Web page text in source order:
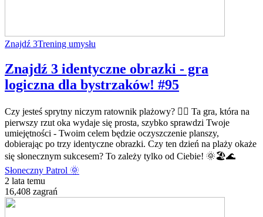
Znajdź 3Trening umysłu
Znajdź 3 identyczne obrazki - gra
logiczna dla bystrzaków! #95
Czy jesteś sprytny niczym ratownik plażowy? 🏄‍♂️ Ta gra, która na
pierwszy rzut oka wydaje się prosta, szybko sprawdzi Twoje
umiejętności - Twoim celem będzie oczyszczenie planszy,
dobierając po trzy identyczne obrazki. Czy ten dzień na plaży okaże
się słonecznym sukcesem? To zależy tylko od Ciebie! 🌞🏖️🌊
Słoneczny Patrol 🌞
2 lata temu
16,408 zagrań